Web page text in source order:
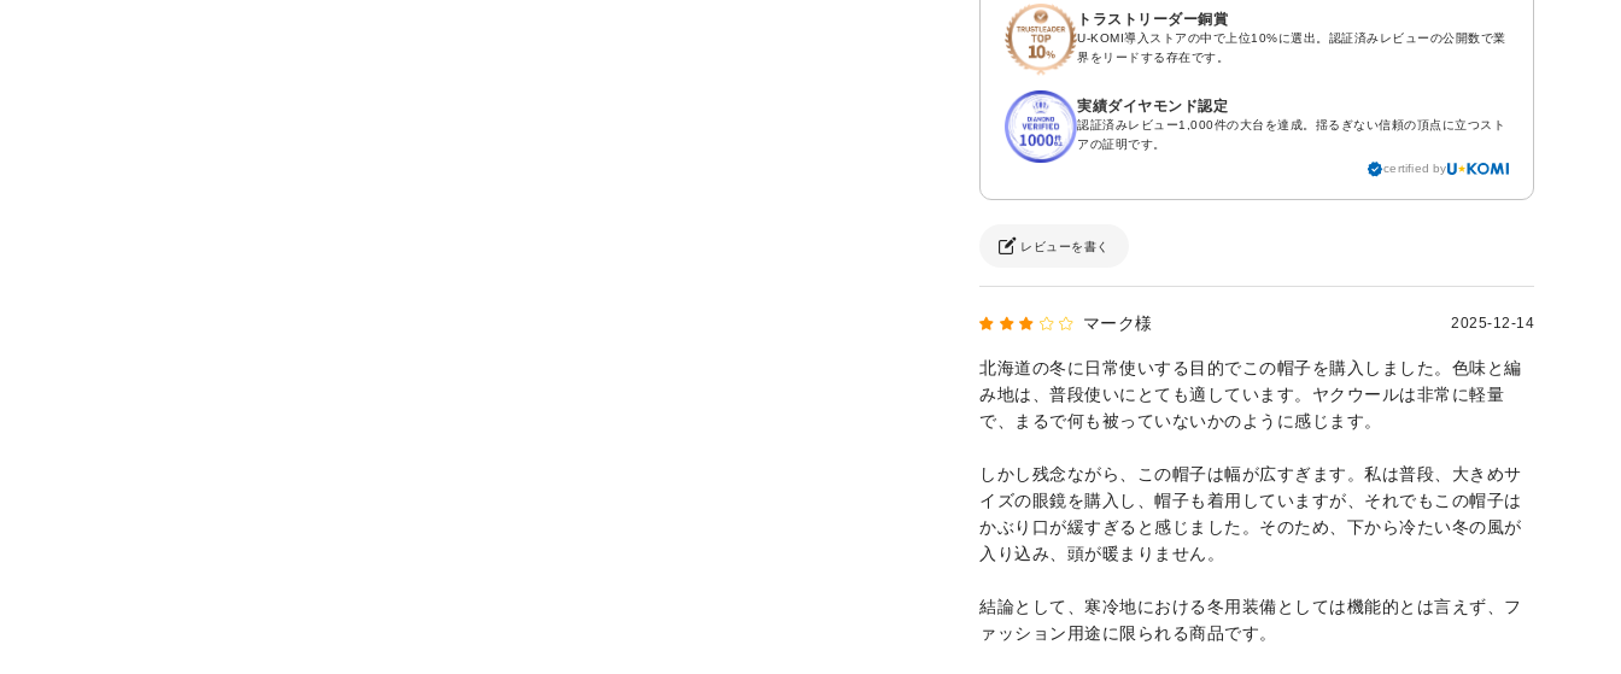
トラストリーダー銅賞
U-KOMI導入ストアの中で上位10%に選出。認証済みレビューの公開数で業
界をリードする存在です。
実績ダイヤモンド認定
認証済みレビュー1,000件の大台を達成。揺るぎない信頼の頂点に立つスト
アの証明です。
certified by
レビューを書く
マーク様 2025-12-14
北海道の冬に日常使いする目的でこの帽子を購入しました。色味と編
み地は、普段使いにとても適しています。ヤクウールは非常に軽量
で、まるで何も被っていないかのように感じます。
しかし残念ながら、この帽子は幅が広すぎます。私は普段、大きめサ
イズの眼鏡を購入し、帽子も着用していますが、それでもこの帽子は
かぶり口が緩すぎると感じました。そのため、下から冷たい冬の風が
入り込み、頭が暖まりません。
結論として、寒冷地における冬用装備としては機能的とは言えず、フ
ァッション用途に限られる商品です。